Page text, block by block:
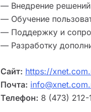
— Внедрение
— Обучение
— Поддержку и
— Разработку
Сайт: https://
Почта:
Телефон: 8 (473) 212-